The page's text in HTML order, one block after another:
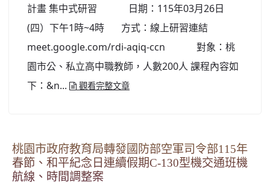
計畫 集中式研習 日期：115年03月26日
(四）下午1時~4時 方式：線上研習連結
meet.google.com/rdi-aqiq-ccn 對象：桃
園市公、私立高中職教師，人數200人 課程內容如
下：&n...
觀看完整文章
桃園市政府教育局轉發國防部空軍司令部115年
春節、和平紀念日連續假期C-130型機交通班機
航線、時間調整案